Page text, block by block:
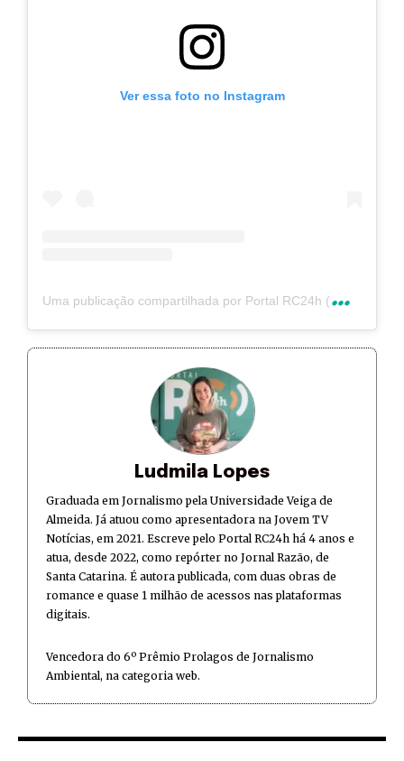
Ver essa foto no Instagram
U
ma publicação compartilhada por Portal RC24h (@rc24hnoticias)
Ludmila Lopes
Graduada em Jornalismo pela Universidade Veiga de
Almeida. Já atuou como apresentadora na Jovem TV
Notícias, em 2021. Escreve pelo Portal RC24h há 4 anos e
atua, desde 2022, como repórter no Jornal Razão, de
Santa Catarina. É autora publicada, com duas obras de
romance e quase 1 milhão de acessos nas plataformas
digitais.
Vencedora do 6º Prêmio Prolagos de Jornalismo
Ambiental, na categoria web.